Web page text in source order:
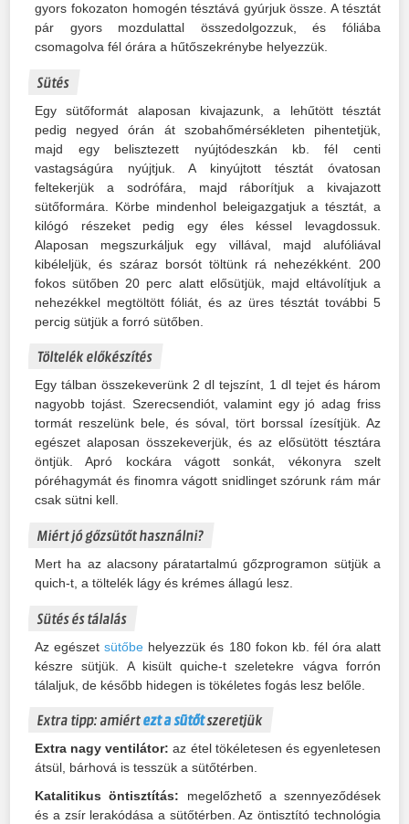
gyors fokozaton homogén tésztává gyúrjuk össze. A tésztát
pár gyors mozdulattal összedolgozzuk, és fóliába
csomagolva fél órára a hűtőszekrénybe helyezzük.
Sütés
Egy sütőformát alaposan kivajazunk, a lehűtött tésztát
pedig negyed órán át szobahőmérsékleten pihentetjük,
majd egy belisztezett nyújtódeszkán kb. fél centi
vastagságúra nyújtjuk. A kinyújtott tésztát óvatosan
feltekerjük a sodrófára, majd ráborítjuk a kivajazott
sütőformára. Körbe mindenhol beleigazgatjuk a tésztát, a
kilógó részeket pedig egy éles késsel levagdossuk.
Alaposan megszurkáljuk egy villával, majd alufóliával
kibéleljük, és száraz borsót töltünk rá nehezékként. 200
fokos sütőben 20 perc alatt elősütjük, majd eltávolítjuk a
nehezékkel megtöltött fóliát, és az üres tésztát további 5
percig sütjük a forró sütőben.
Töltelék előkészítés
Egy tálban összekeverünk 2 dl tejszínt, 1 dl tejet és három
nagyobb tojást. Szerecsendiót, valamint egy jó adag friss
tormát reszelünk bele, és sóval, tört borssal ízesítjük. Az
egészet alaposan összekeverjük, és az elősütött tésztára
öntjük. Apró kockára vágott sonkát, vékonyra szelt
póréhagymát és finomra vágott snidlinget szórunk rám már
csak sütni kell.
Miért jó gőzsütőt használni?
Mert ha az alacsony páratartalmú gőzprogramon sütjük a
quich-t, a töltelék lágy és krémes állagú lesz.
Sütés és tálalás
Az egészetsütőbe helyezzük és 180 fokon kb. fél óra alatt
készre sütjük. A kisült quiche-t szeletekre vágva forrón
tálaljuk, de később hidegen is tökéletes fogás lesz belőle.
Extra tipp: amiértezt a sütőtszeretjük
Extra nagy ventilátor: az étel tökéletesen és egyenletesen
átsül, bárhová is tesszük a sütőtérben.
Katalitikus öntisztítás: megelőzhető a szennyeződések
és a zsír lerakódása a sütőtérben. Az öntisztító technológia